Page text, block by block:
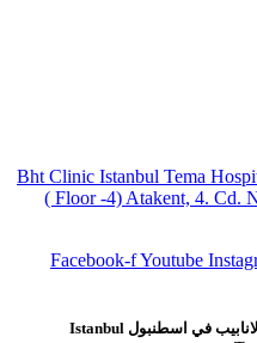
Bht Clinic Istanbul Tema
( Floor -4) Atakent, 4. Cd.
Facebook-fYoutube
جميع حقوق النشر محفوظة لمركز اطفال الانابيب في اسطنبول Istanbul